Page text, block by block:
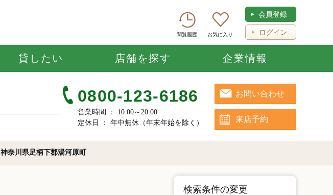
閲覧履歴 お気に入り
会員登録
ログイン
貸したい 店舗を探す 企業情報
0800-123-6186
営業時間 ： 10:00～20:00
定休日 ： 年中無休（年末年始を除く）
お問い合わせ
来店予約
神奈川県足柄下郡湯河原町
検索条件の変更